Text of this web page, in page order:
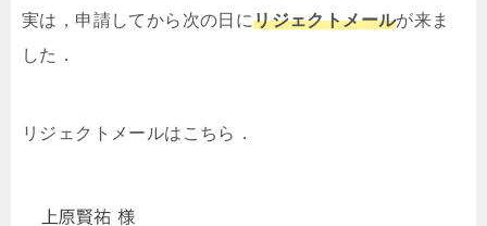
実は，申請してから次の日にリジェクトメールが来ま
した．
リジェクトメールはこちら．